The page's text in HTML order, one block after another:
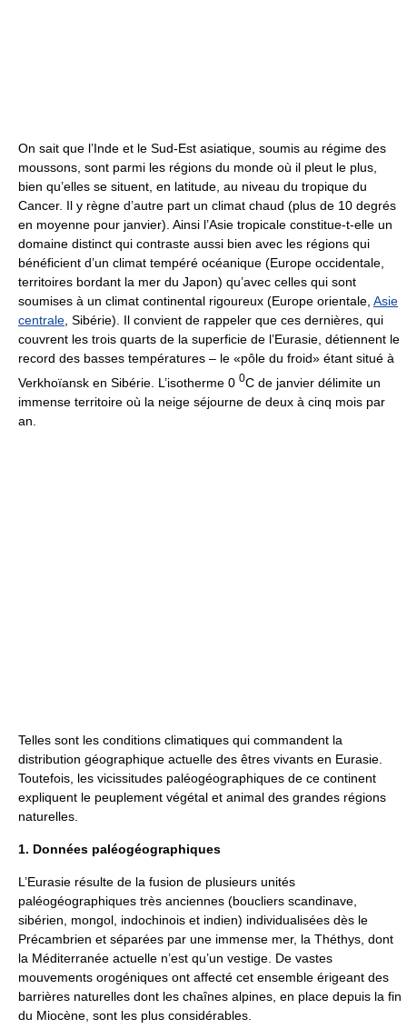
On sait que l’Inde et le Sud-Est asiatique, soumis au régime des
moussons, sont parmi les régions du monde où il pleut le plus,
bien qu’elles se situent, en latitude, au niveau du tropique du
Cancer. Il y règne d’autre part un climat chaud (plus de 10 degrés
en moyenne pour janvier). Ainsi l’Asie tropicale constitue-t-elle un
domaine distinct qui contraste aussi bien avec les régions qui
bénéficient d’un climat tempéré océanique (Europe occidentale,
territoires bordant la mer du Japon) qu’avec celles qui sont
soumises à un climat continental rigoureux (Europe orientale, Asie
centrale, Sibérie). Il convient de rappeler que ces dernières, qui
couvrent les trois quarts de la superficie de l’Eurasie, détiennent le
record des basses températures – le «pôle du froid» étant situé à
Verkhoïansk en Sibérie. L’isotherme 0 0C de janvier délimite un
immense territoire où la neige séjourne de deux à cinq mois par
an.
Telles sont les conditions climatiques qui commandent la
distribution géographique actuelle des êtres vivants en Eurasie.
Toutefois, les vicissitudes paléogéographiques de ce continent
expliquent le peuplement végétal et animal des grandes régions
naturelles.
1. Données paléogéographiques
L’Eurasie résulte de la fusion de plusieurs unités
paléogéographiques très anciennes (boucliers scandinave,
sibérien, mongol, indochinois et indien) individualisées dès le
Précambrien et séparées par une immense mer, la Théthys, dont
la Méditerranée actuelle n’est qu’un vestige. De vastes
mouvements orogéniques ont affecté cet ensemble érigeant des
barrières naturelles dont les chaînes alpines, en place depuis la fin
du Miocène, sont les plus considérables.